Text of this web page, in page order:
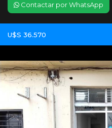
Contactar por WhatsApp
U$S 36.570